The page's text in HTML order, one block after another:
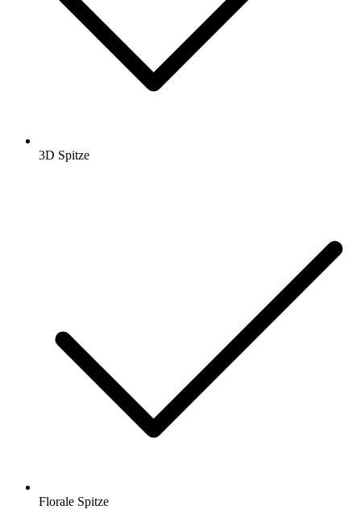
3D Spitze
Florale Spitze